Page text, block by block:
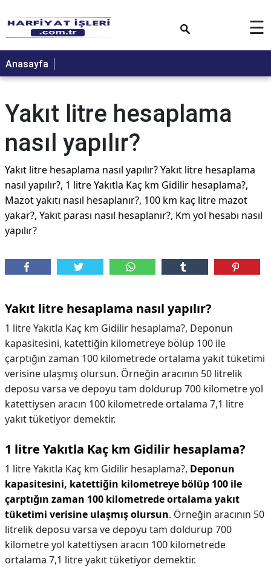
☰
Anasayfa
Yakıt litre hesaplama
nasıl yapılır?
Yakıt litre hesaplama nasıl yapılır? Yakıt litre hesaplama
nasıl yapılır?, 1 litre Yakıtla Kaç km Gidilir hesaplama?,
Mazot yakıtı nasıl hesaplanır?, 100 km kaç litre mazot
yakar?, Yakıt parası nasıl hesaplanır?, Km yol hesabı nasıl
yapılır?
Yakıt litre hesaplama nasıl yapılır?
1 litre Yakıtla Kaç km Gidilir hesaplama?, Deponun
kapasitesini, katettiğin kilometreye bölüp 100 ile
çarptığın zaman 100 kilometrede ortalama yakıt tüketimi
verisine ulaşmış olursun. Örneğin aracının 50 litrelik
deposu varsa ve depoyu tam doldurup 700 kilometre yol
katettiysen aracın 100 kilometrede ortalama 7,1 litre
yakıt tüketiyor demektir.
1 litre Yakıtla Kaç km Gidilir hesaplama?
1 litre Yakıtla Kaç km Gidilir hesaplama?, Deponun
kapasitesini, katettiğin kilometreye bölüp 100 ile
çarptığın zaman 100 kilometrede ortalama yakıt
tüketimi verisine ulaşmış olursun. Örneğin aracının 50
litrelik deposu varsa ve depoyu tam doldurup 700
kilometre yol katettiysen aracın 100 kilometrede
ortalama 7,1 litre yakıt tüketiyor demektir.